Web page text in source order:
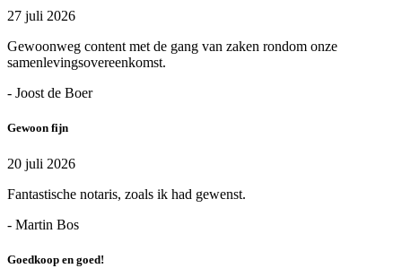
27 juli 2026
Gewoonweg content met de gang van zaken rondom onze
samenlevingsovereenkomst.
- Joost de Boer
Gewoon fijn
20 juli 2026
Fantastische notaris, zoals ik had gewenst.
- Martin Bos
Goedkoop en goed!